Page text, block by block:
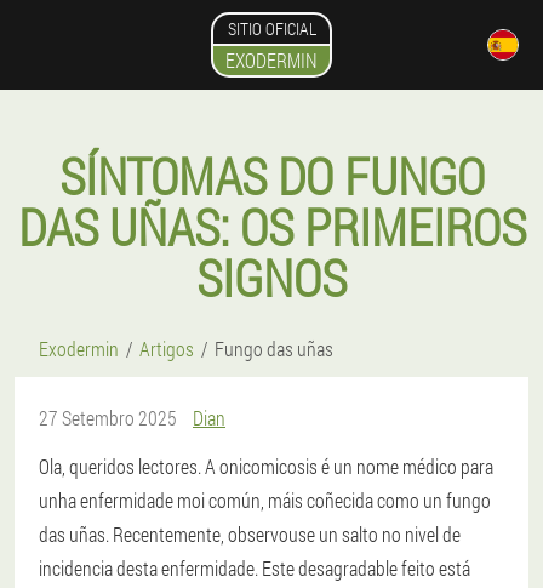
SITIO OFICIAL
EXODERMIN
SÍNTOMAS DO FUNGO
DAS UÑAS: OS PRIMEIROS
SIGNOS
Exodermin Artigos Fungo das uñas
27 Setembro 2025
Dian
Ola, queridos lectores. A onicomicosis é un nome médico para
unha enfermidade moi común, máis coñecida como un fungo
das uñas. Recentemente, observouse un salto no nivel de
incidencia desta enfermidade. Este desagradable feito está